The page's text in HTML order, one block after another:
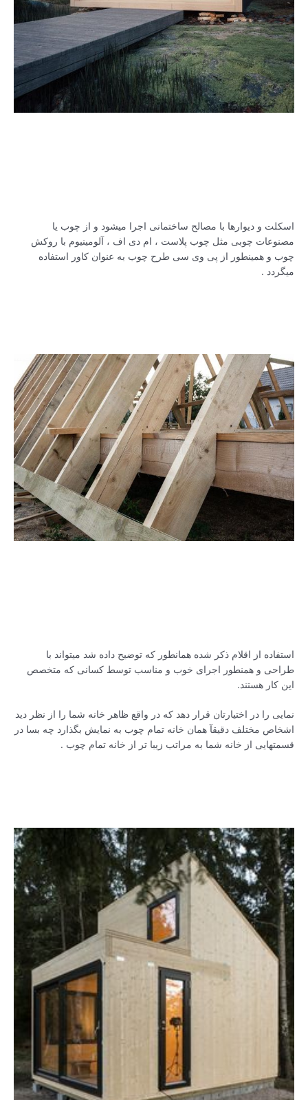
اسکلت و دیوارها با مصالح ساختمانی اجرا میشود و از چوب یا
مصنوعات چوبی مثل چوب پلاست ، ام دی اف ، آلومینیوم با روکش
چوب و همینطور از پی وی سی طرح چوب به عنوان کاور استفاده
میگردد .
استفاده از اقلام ذکر شده همانطور که توضیح داده شد میتواند با
طراحی و همنطور اجرای خوب و مناسب توسط کسانی که متخصص
این کار هستند.
نمایی را در اختیارتان قرار دهد که در واقع ظاهر خانه شما را از نظر دید
اشخاص مختلف دقیقآ همان خانه تمام چوب به نمایش بگذارد چه بسا در
قسمتهایی از خانه شما به مراتب زیبا تر از خانه تمام چوب .